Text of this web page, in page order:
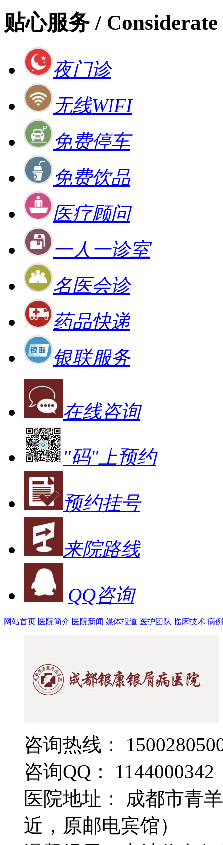
贴心服务 / Considerate
夜门诊
无线WIFI
免费停车
免费饮品
医疗顾问
一人一诊室
名医会诊
药品快递
银联服务
在线咨询
"码"上预约
预约挂号
来院路线
QQ咨询
网站首页 医院简介 医院新闻 媒体报道 医护团队 临床技术 病
咨询热线：
咨询QQ： 1144000342
医院地址： 成都市青
近，原邮电宾馆）